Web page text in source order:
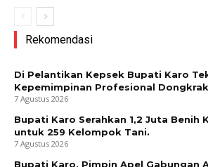
Rekomendasi
Di Pelantikan Kepsek Bupati Karo
Kepemimpinan Profesional
7 Agustus 2026
Bupati Karo Serahkan 1,2 Juta Benih
untuk 259 Kelompok Tani.
7 Agustus 2026
Bupati Karo, Pimpin Apel Gabungan